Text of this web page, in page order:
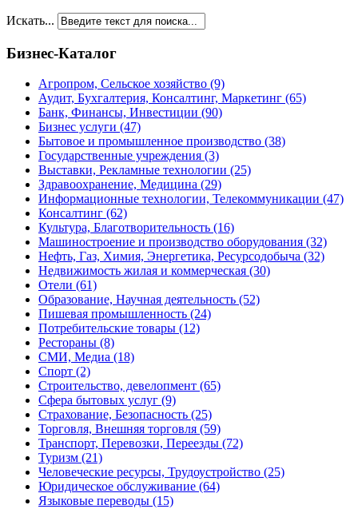
Искать...
Бизнес-Каталог
Агропром, Сельское хозяйство (9)
Аудит, Бухгалтерия, Консалтинг, Маркетинг (65)
Банк, Финансы, Инвестиции (90)
Бизнес услуги (47)
Бытовое и промышленное производство (38)
Государственные учреждения (3)
Выставки, Рекламные технологии (25)
Здравоохранение, Медицина (29)
Информационные технологии, Телекоммуникации (47)
Консалтинг (62)
Культура, Благотворительность (16)
Машиностроение и производство оборудования (32)
Нефть, Газ, Химия, Энергетика, Ресурсодобыча (32)
Недвижимость жилая и коммерческая (30)
Отели (61)
Образование, Научная деятельность (52)
Пишевая промышленность (24)
Потребительские товары (12)
Рестораны (8)
СМИ, Медиа (18)
Спорт (2)
Строительство, девелопмент (65)
Сфера бытовых услуг (9)
Страхование, Безопасность (25)
Торговля, Внешняя торговля (59)
Транспорт, Перевозки, Переезды (72)
Туризм (21)
Человеческие ресурсы, Трудоустройство (25)
Юридическое обслуживание (64)
Языковые переводы (15)